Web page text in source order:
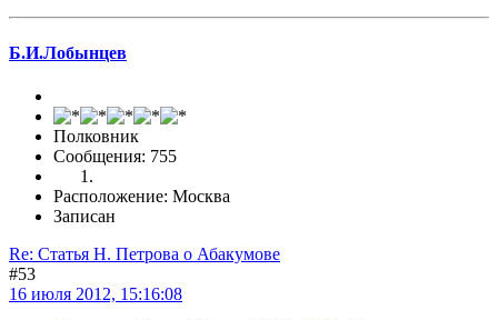
Б.И.Лобынцев
Полковник
Сообщения: 755
Расположение: Москва
Записан
Re: Статья Н. Петрова о Абакумове
#53
16 июля 2012, 15:16:08